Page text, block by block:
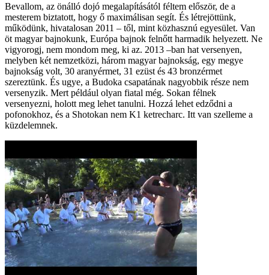
Bevallom, az önálló dojó megalapításától féltem először, de a
mesterem biztatott, hogy ő maximálisan segít. És létrejöttünk,
működünk, hivatalosan 2011 – től, mint közhasznú egyesület. Van
öt magyar bajnokunk, Európa bajnok felnőtt harmadik helyezett. Ne
vigyorogj, nem mondom meg, ki az. 2013 –ban hat versenyen,
melyben két nemzetközi, három magyar bajnokság, egy megye
bajnokság volt, 30 aranyérmet, 31 ezüst és 43 bronzérmet
szereztünk. És ugye, a Budoka csapatának nagyobbik része nem
versenyzik. Mert például olyan fiatal még. Sokan félnek
versenyezni, holott meg lehet tanulni. Hozzá lehet edződni a
pofonokhoz, és a Shotokan nem K1 ketrecharc. Itt van szelleme a
küzdelemnek.